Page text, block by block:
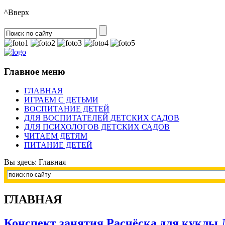
^Вверх
Главное меню
ГЛАВНАЯ
ИГРАЕМ С ДЕТЬМИ
ВОСПИТАНИЕ ДЕТЕЙ
ДЛЯ ВОСПИТАТЕЛЕЙ ДЕТСКИХ САДОВ
ДЛЯ ПСИХОЛОГОВ ДЕТСКИХ САДОВ
ЧИТАЕМ ДЕТЯМ
ПИТАНИЕ ДЕТЕЙ
Вы здесь: Главная
ГЛАВНАЯ